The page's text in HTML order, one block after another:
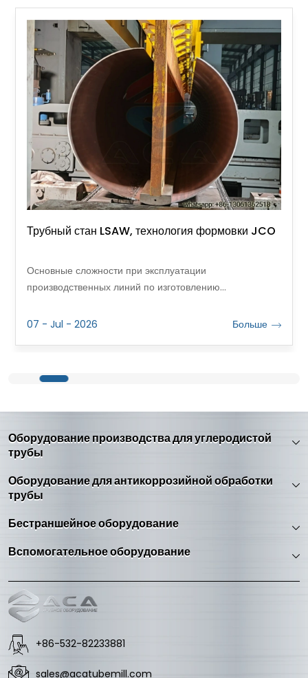
Трубный стан LSAW, технология формовки JCO
Основные сложности при эксплуатации
производственных линий по изготовлению
сосредоточены в четырех ключевых направлениях:
трудности нашей производственной линии труб АСА-
07 - Jul - 2026 Больше
Оборудование производства для углеродистой
трубы
Оборудование для антикоррозийной обработки
трубы
Бестраншейное оборудование
Вспомогательное оборудование
+86-532-82233881